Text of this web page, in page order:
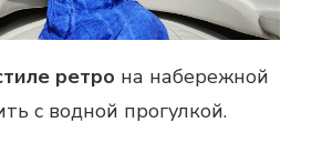
ретро на набережной
с водной прогулкой.